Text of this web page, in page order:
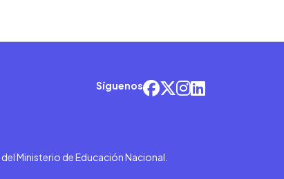
Síguenos
Ministerio de Educación Nacional.